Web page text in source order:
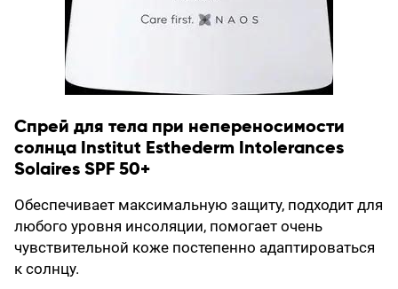
Спрей для тела при непереносимости
солнца Institut Esthederm Intolerances
Solaires SPF 50+
Обеспечивает максимальную защиту, подходит для
любого уровня инсоляции, помогает очень
чувствительной коже постепенно адаптироваться
к солнцу.